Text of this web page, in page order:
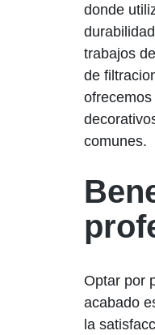
donde
trabajos
de
comunes.
Optar por
acabado
la